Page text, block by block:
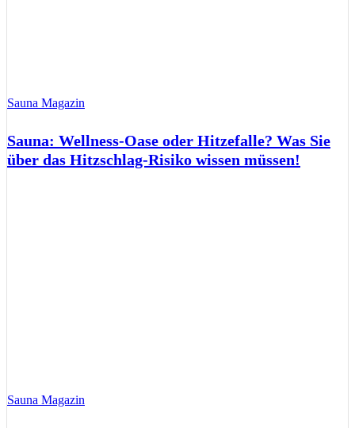
Sauna Magazin
Sauna: Wellness-Oase oder Hitzefalle? Was Sie
über das Hitzschlag-Risiko wissen müssen!
Sauna Magazin